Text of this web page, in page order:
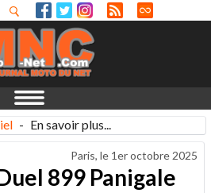
- En savoir plus...
Paris, le 1er octobre 2025
899 Panigale